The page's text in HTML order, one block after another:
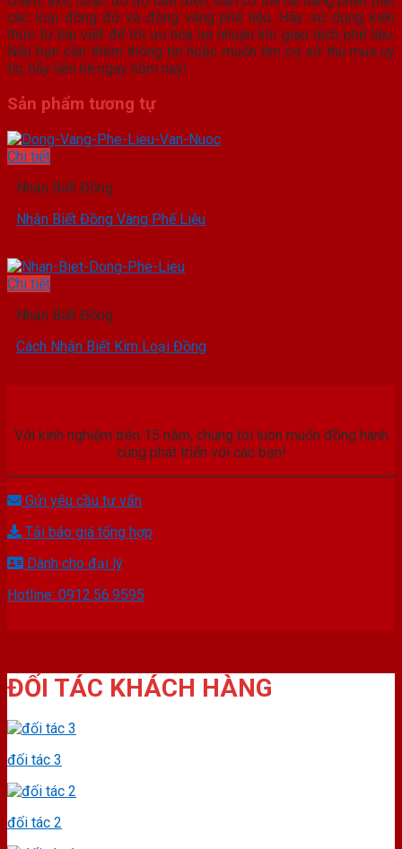
các loại đồng đỏ và đồng vàng phế liệu. Hãy sử dụng kiến
thức từ bài viết để tối ưu hóa lợi nhuận khi giao dịch phế liệu.
Nếu bạn cần thêm thông tin hoặc muốn tìm cơ sở thu mua uy
tín, hãy liên hệ ngay hôm nay!
Sản phẩm tương tự
Chi tiết
Nhận Biết Đồng
Nhận Biết Đồng Vàng Phế Liệu
Chi tiết
Nhận Biết Đồng
Cách Nhận Biết Kim Loại Đồng
Với kinh nghiệm trên 15 năm, chúng tôi luôn muốn đồng hành
cùng phát triển với các bạn!
Gửi yêu cầu tư vấn
Tải báo giá tổng hợp
Dành cho đại lý
Hotline: 0912.56.9595
ĐỐI TÁC KHÁCH HÀNG
đối tác 3
đối tác 2